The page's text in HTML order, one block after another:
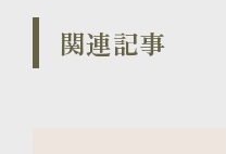
関連記事